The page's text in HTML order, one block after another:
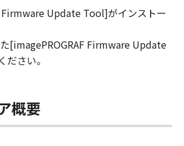
お客様が「本ソフトウエア」を
れた時点で発効し、下記(2)また
されるまで有効に存続します。
「本ソフトウエア」及びその複
廃棄及び消去することにより、
合、直ちに本契約を終了させる
。
Firmware Update Tool]がインストー
[imagePROGRAF Firmware Update
さい。
概要